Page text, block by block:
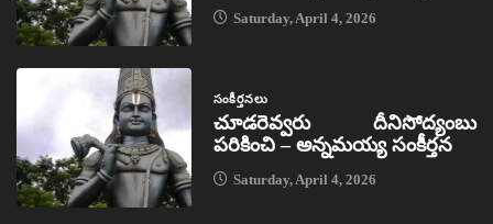
Saturday, April 4, 2026
సంకీర్తనలు
చూడరెవ్వరు దీనిసోద్యంబు
పరికించి – అన్నమయ్య సంకీర్తన
Saturday, April 4, 2026